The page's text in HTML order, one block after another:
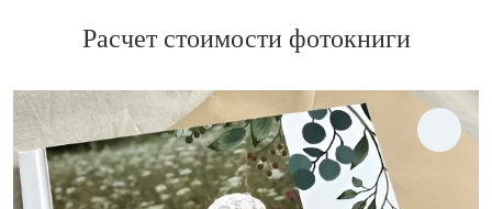
Расчет стоимости фотокниги